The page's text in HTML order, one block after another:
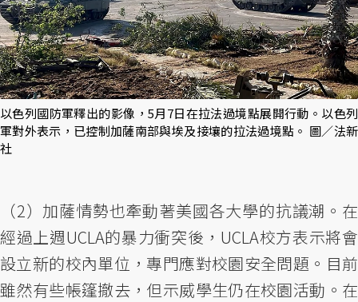
以色列國防軍釋出的影像，5月7日在拉法過境點展開行動。以色列
軍對外表示，已控制加薩南部與埃及接壤的拉法過境點。 圖／法新
社
（2）加薩情勢也牽動著美國各大學的抗議潮。在
經過上週UCLA的暴力衝突後，UCLA校方表示將會
設立新的校內單位，專門應對校園安全問題。目前
雖然有些帳篷撤去，但示威學生仍在校園活動。在